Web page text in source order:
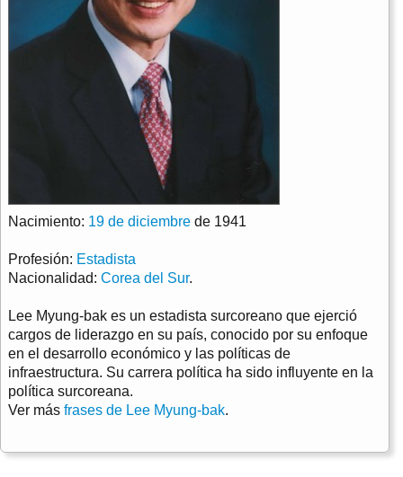
Nacimiento: 19 de diciembre de 1941
Profesión: Estadista
Nacionalidad: Corea del Sur.
Lee Myung-bak es un estadista surcoreano que ejerció
cargos de liderazgo en su país, conocido por su enfoque
en el desarrollo económico y las políticas de
infraestructura. Su carrera política ha sido influyente en la
política surcoreana.
Ver más frases de Lee Myung-bak.